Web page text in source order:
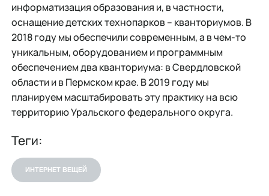
информатизация образования и, в частности,
оснащение детских технопарков – кванториумов. В
2018 году мы обеспечили современным, а в чем-то
уникальным, оборудованием и программным
обеспечением два кванториума: в Свердловской
области и в Пермском крае. В 2019 году мы
планируем масштабировать эту практику на всю
территорию Уральского федерального округа.
Теги:
ИНТЕРНЕТ ВЕЩЕЙ